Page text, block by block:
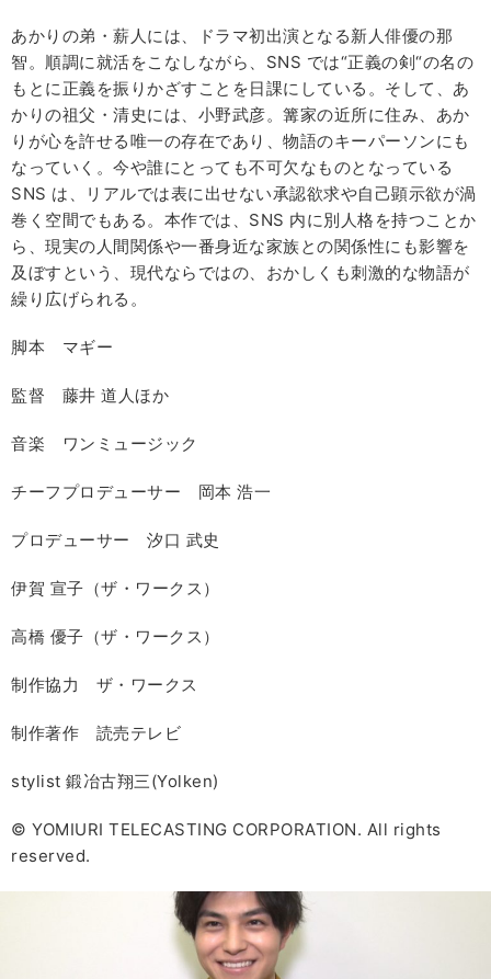
あかりの弟・薪人には、ドラマ初出演となる新人俳優の那
智。順調に就活をこなしながら、SNS では“正義の剣“の名の
もとに正義を振りかざすことを日課にしている。そして、あ
かりの祖父・清史には、小野武彦。篝家の近所に住み、あか
りが心を許せる唯一の存在であり、物語のキーパーソンにも
なっていく。今や誰にとっても不可欠なものとなっている
SNS は、リアルでは表に出せない承認欲求や自己顕示欲が渦
巻く空間でもある。本作では、SNS 内に別人格を持つことか
ら、現実の人間関係や一番身近な家族との関係性にも影響を
及ぼすという、現代ならではの、おかしくも刺激的な物語が
繰り広げられる。
脚本 マギー
監督 藤井 道人ほか
音楽 ワンミュージック
チーフプロデューサー 岡本 浩一
プロデューサー 汐口 武史
伊賀 宣子（ザ・ワークス）
高橋 優子（ザ・ワークス）
制作協力 ザ・ワークス
制作著作 読売テレビ
stylist 鍛冶古翔三(Yolken)
© YOMIURI TELECASTING CORPORATION. All rights
reserved.